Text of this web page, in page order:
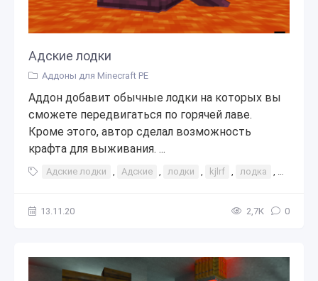
Адские лодки
Аддоны для Minecraft PE
Аддон добавит обычные лодки на которых вы
сможете передвигаться по горячей лаве.
Кроме этого, автор сделал возможность
крафта для выживания. ...
Адские лодки , Адские , лодки , kjlrf , лодка ,
13.11.20 2,7К 0